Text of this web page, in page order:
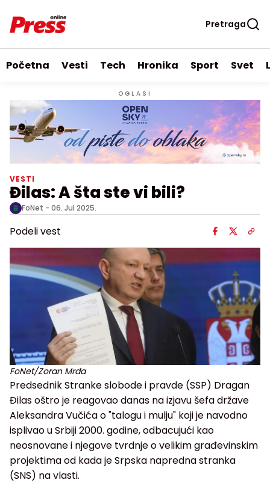
Pretraga
Početna Vesti Tech Hronika Sport Svet
OGLASI
VESTI
Đilas: A šta ste vi bili?
FoNet - 06. Jul 2025.
Podeli vest
FoNet/Zoran Mrđa
Predsednik Stranke slobode i pravde (SSP) Dragan
Đilas oštro je reagovao danas na izjavu šefa države
Aleksandra Vučića o "talogu i mulju" koji je navodno
isplivao u Srbiji 2000. godine, odbacujući kao
neosnovane i njegove tvrdnje o velikim građevinskim
projektima od kada je Srpska napredna stranka
(SNS) na vlasti.